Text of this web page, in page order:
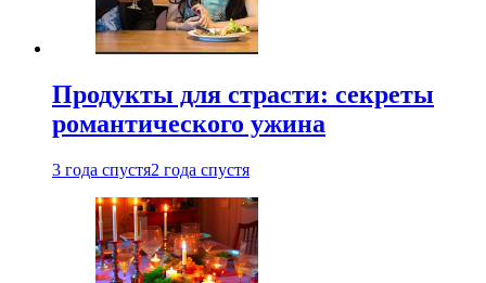
Продукты для страсти: секреты
романтического ужина
3 года спустя2 года спустя